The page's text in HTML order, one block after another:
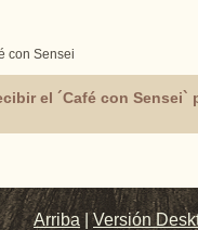
con Sensei
el ´Café con Sensei`
Arriba |Versión